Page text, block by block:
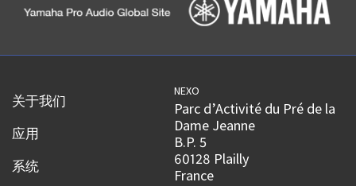
关于我们
应用
系统
NEXO
Parc d’Activité du Pré de la
Dame Jeanne
B.P. 5
60128 Plailly
France